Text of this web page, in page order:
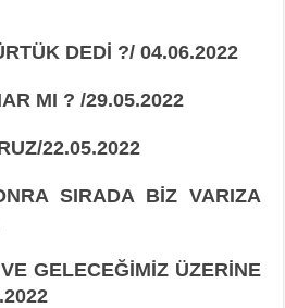
DEDİ ?/ 04.06.2022
MI ? /29.05.2022
22.05.2022
SIRADA BİZ VARIZA
GELECEĞİMİZ ÜZERİNE